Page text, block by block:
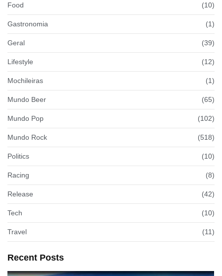
Food (10)
Gastronomia (1)
Geral (39)
Lifestyle (12)
Mochileiras (1)
Mundo Beer (65)
Mundo Pop (102)
Mundo Rock (518)
Politics (10)
Racing (8)
Release (42)
Tech (10)
Travel (11)
Recent Posts